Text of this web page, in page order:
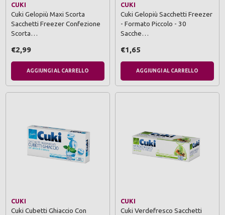
CUKI
Cuki Gelopiù Maxi Scorta
Sacchetti Freezer Confezione
Scorta…
€2,99
AGGIUNGI AL CARRELLO
CUKI
Cuki Gelopiù Sacchetti Freezer
- Formato Piccolo - 30
Sacche…
€1,65
AGGIUNGI AL CARRELLO
CUKI
Cuki Cubetti Ghiaccio Con
CUKI
Cuki Verdefresco Sacchetti